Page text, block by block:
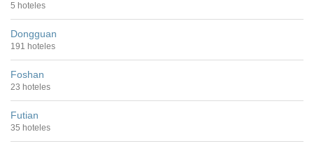
5 hoteles
Dongguan
191 hoteles
Foshan
23 hoteles
Futian
35 hoteles